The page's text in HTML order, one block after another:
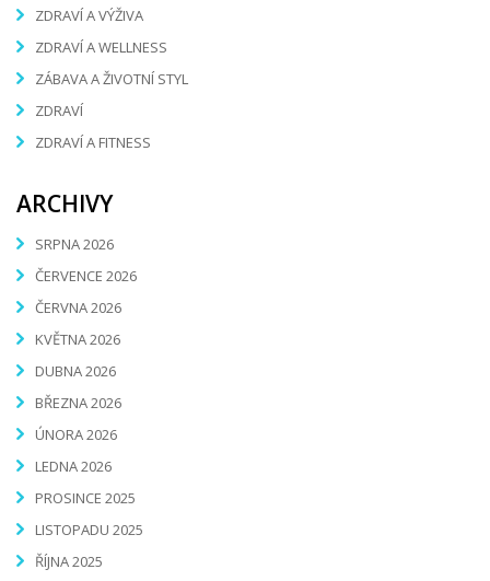
ZDRAVÍ A VÝŽIVA
ZDRAVÍ A WELLNESS
ZÁBAVA A ŽIVOTNÍ STYL
ZDRAVÍ
ZDRAVÍ A FITNESS
ARCHIVY
SRPNA 2026
ČERVENCE 2026
ČERVNA 2026
KVĚTNA 2026
DUBNA 2026
BŘEZNA 2026
ÚNORA 2026
LEDNA 2026
PROSINCE 2025
LISTOPADU 2025
ŘÍJNA 2025